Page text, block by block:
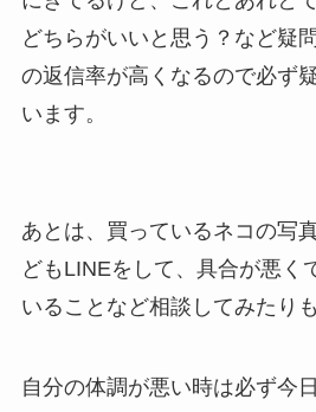
どちらがいいと思う？など疑
の返信率が高くなるので必ず
います。
あとは、買っているネコの写
どもLINEをして、具合が悪く
いることなど相談してみたり
自分の体調が悪い時は必ず今